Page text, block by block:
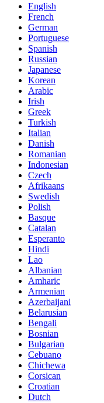
English
French
German
Portuguese
Spanish
Russian
Japanese
Korean
Arabic
Irish
Greek
Turkish
Italian
Danish
Romanian
Indonesian
Czech
Afrikaans
Swedish
Polish
Basque
Catalan
Esperanto
Hindi
Lao
Albanian
Amharic
Armenian
Azerbaijani
Belarusian
Bengali
Bosnian
Bulgarian
Cebuano
Chichewa
Corsican
Croatian
Dutch